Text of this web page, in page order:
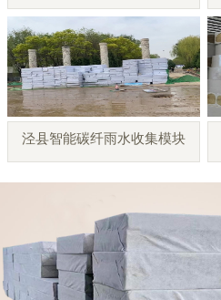
泾县智能碳纤雨水收集模块